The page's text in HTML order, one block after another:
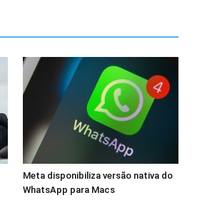
Meta disponibiliza versão nativa do
WhatsApp para Macs